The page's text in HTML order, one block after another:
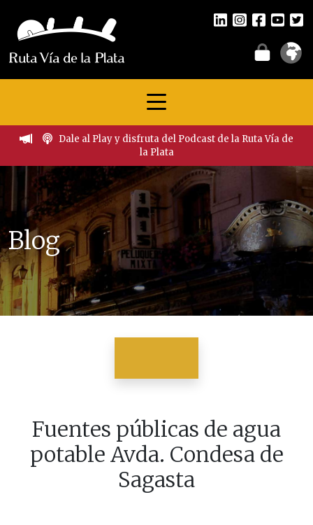
Dale al Play y disfruta del Podcast de la Ruta Vía de
la Plata
Blog
Fuentes públicas de agua
potable Avda. Condesa de
Sagasta